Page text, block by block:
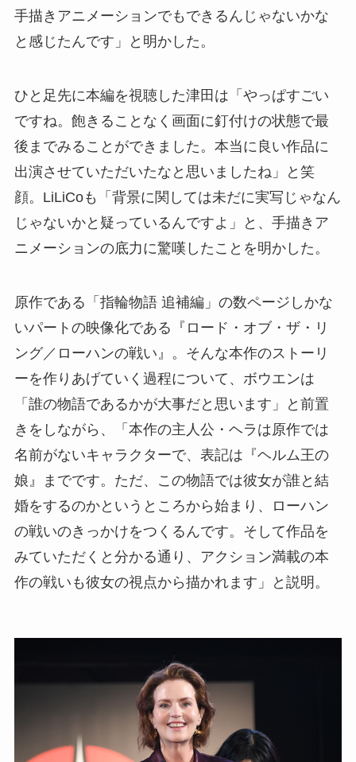
手描きアニメーションでもできるんじゃないかな
と感じたんです」と明かした。
ひと足先に本編を視聴した津田は「やっぱすごい
ですね。飽きることなく画面に釘付けの状態で最
後までみることができました。本当に良い作品に
出演させていただいたなと思いましたね」と笑
顔。LiLiCoも「背景に関しては未だに実写じゃなん
じゃないかと疑っているんですよ」と、手描きア
ニメーションの底力に驚嘆したことを明かした。
原作である「指輪物語 追補編」の数ページしかな
いパートの映像化である『ロード・オブ・ザ・リ
ング／ローハンの戦い』。そんな本作のストーリ
ーを作りあげていく過程について、ボウエンは
「誰の物語であるかが大事だと思います」と前置
きをしながら、「本作の主人公・ヘラは原作では
名前がないキャラクターで、表記は『ヘルム王の
娘』までです。ただ、この物語では彼女が誰と結
婚をするのかというところから始まり、ローハン
の戦いのきっかけをつくるんです。そして作品を
みていただくと分かる通り、アクション満載の本
作の戦いも彼女の視点から描かれます」と説明。